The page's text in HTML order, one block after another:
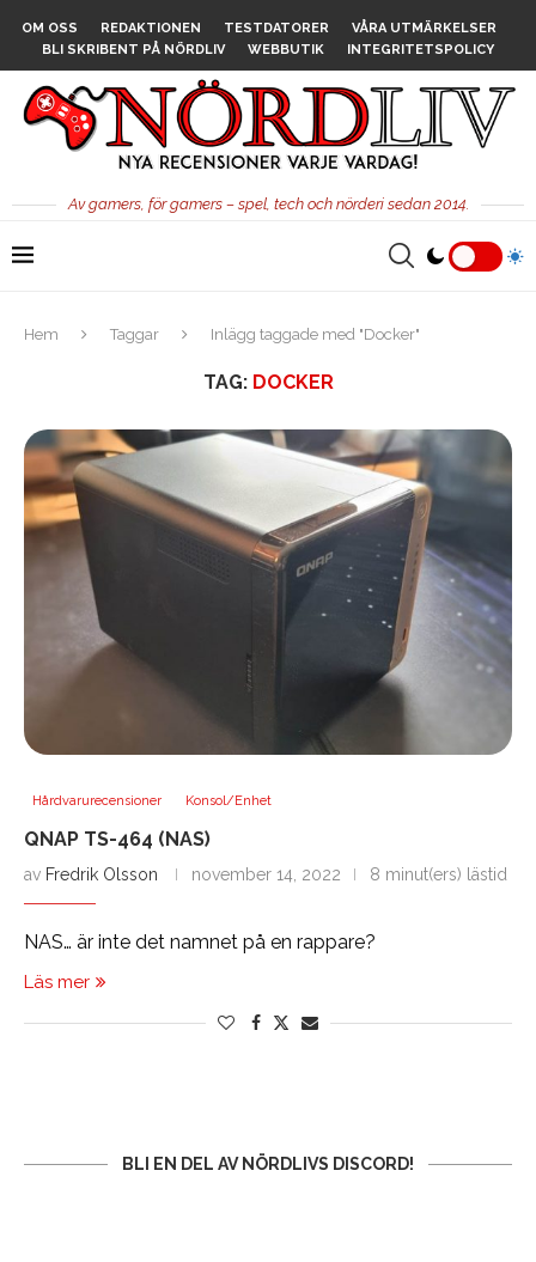
OM OSS REDAKTIONEN TESTDATORER
VÅRA UTMÄRKELSER
BLI SKRIBENT PÅ NÖRDLIV
WEBBUTIK INTEGRITETSPOLICY
Av gamers, för gamers – spel, tech och nörderi sedan 2014.
Hem Taggar Inlägg taggade med "Docker"
TAG: DOCKER
Hårdvarurecensioner Konsol/Enhet
QNAP TS-464 (NAS)
av Fredrik Olsson november 14, 2022 8 minut(ers) lästid
NAS… är inte det namnet på en rappare?
Läs mer
BLI EN DEL AV NÖRDLIVS DISCORD!